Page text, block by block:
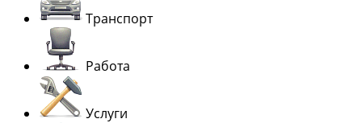
Транспорт
Работа
Услуги